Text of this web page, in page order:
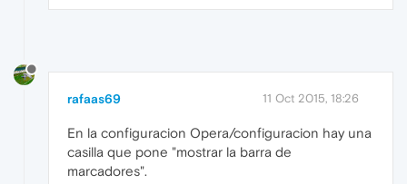
rafaas69 11 Oct 2015, 18:26
En la configuracion Opera/configuracion hay una
casilla que pone "mostrar la barra de
marcadores".